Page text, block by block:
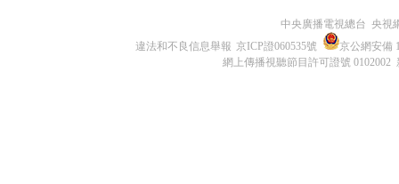
中央廣播電視總台 央視
違法和不良信息舉報 京ICP證060535號
京公網安備
網上傳播視聽節目許可證號 0102002